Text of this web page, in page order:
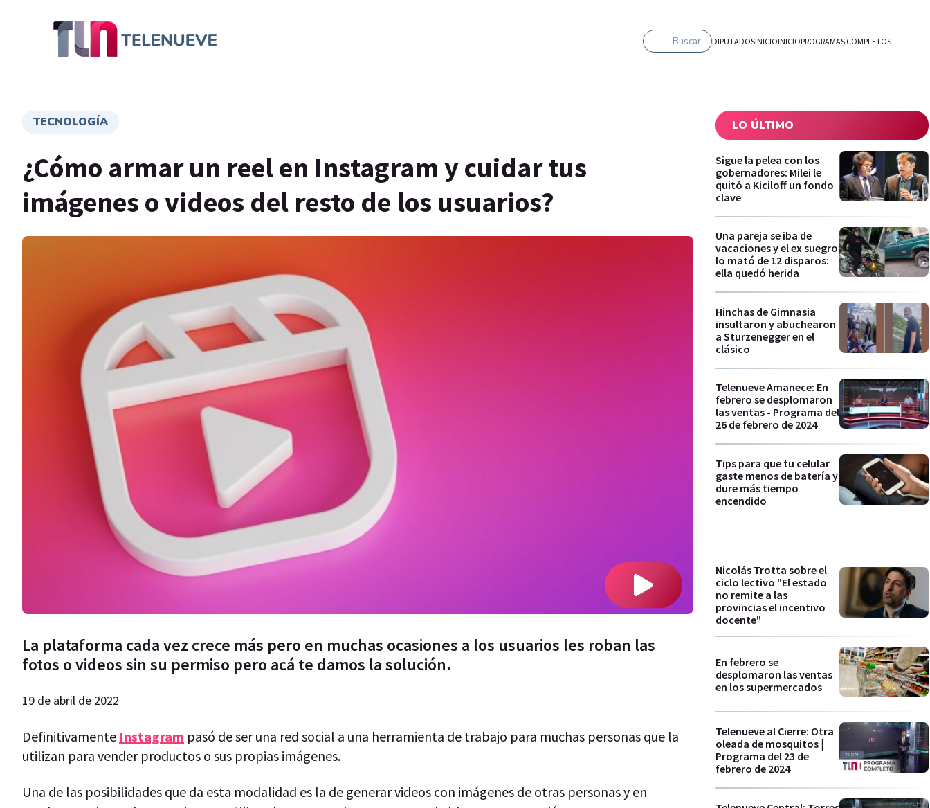
Buscar DIPUTADOSINICIOINICIOPROGRAMAS COMPLETOS
TECNOLOGÍA
¿Cómo armar un reel en Instagram y cuidar tus
imágenes o videos del resto de los usuarios?
La plataforma cada vez crece más pero en muchas ocasiones a los usuarios les roban las
fotos o videos sin su permiso pero acá te damos la solución.
19 de abril de 2022
Definitivamente Instagram pasó de ser una red social a una herramienta de trabajo para muchas personas que la
utilizan para vender productos o sus propias imágenes.
Una de las posibilidades que da esta modalidad es la de generar videos con imágenes de otras personas y en
LO ÚLTIMO
Sigue la pelea con los
gobernadores: Milei le
quitó a Kiciloff un fondo
clave
Una pareja se iba de
vacaciones y el ex suegro
lo mató de 12 disparos:
ella quedó herida
Hinchas de Gimnasia
insultaron y abuchearon
a Sturzenegger en el
clásico
Telenueve Amanece: En
febrero se desplomaron
las ventas - Programa del
26 de febrero de 2024
Tips para que tu celular
gaste menos de batería y
dure más tiempo
encendido
Nicolás Trotta sobre el
ciclo lectivo "El estado
no remite a las
provincias el incentivo
docente"
En febrero se
desplomaron las ventas
en los supermercados
Telenueve al Cierre: Otra
oleada de mosquitos |
Programa del 23 de
febrero de 2024